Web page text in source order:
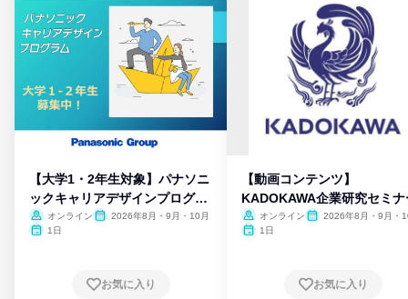
【大学1・2年生対象】パナソニ
ックキャリアデザインプログラ
ム
オンライン
2026年8月・9月・10月
1日
お気に入り
【動画コンテンツ】
KADOKAWA企業研究セミナ
オンライン
2026年8月・9月・
1日
お気に入り